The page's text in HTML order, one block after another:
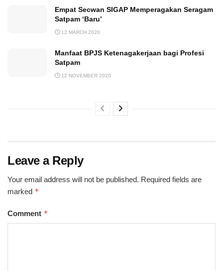
Empat Secwan SIGAP Memperagakan Seragam
Satpam ‘Baru’
12 MARCH 2020
Manfaat BPJS Ketenagakerjaan bagi Profesi
Satpam
12 NOVEMBER 2020
Leave a Reply
Your email address will not be published. Required fields are
marked *
Comment *